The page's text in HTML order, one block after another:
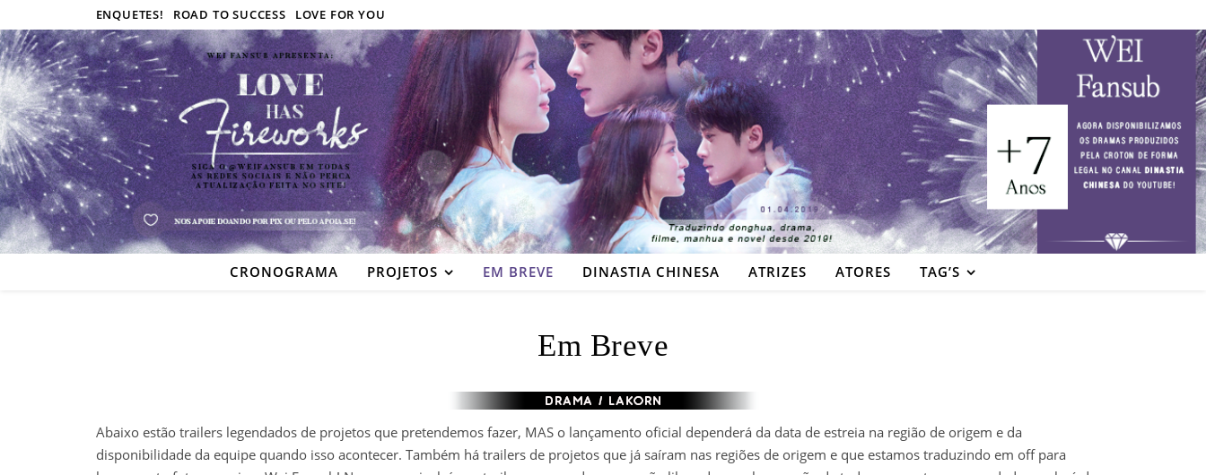
ENQUETES! ROAD TO SUCCESS LOVE FOR YOU
CRONOGRAMA PROJETOS EM BREVE DINASTIA CHINESA ATRIZES ATORES TAG’S
Em Breve
Abaixo estão trailers legendados de projetos que pretendemos fazer, MAS o lançamento oficial dependerá da data de estreia na região de origem e da
disponibilidade da equipe quando isso acontecer. Também há trailers de projetos que já saíram nas regiões de origem e que estamos traduzindo em off para